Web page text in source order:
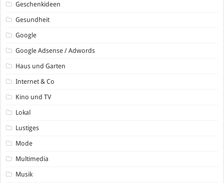
Geschenkideen
Gesundheit
Google
Google Adsense / Adwords
Haus und Garten
Internet & Co
Kino und TV
Lokal
Lustiges
Mode
Multimedia
Musik